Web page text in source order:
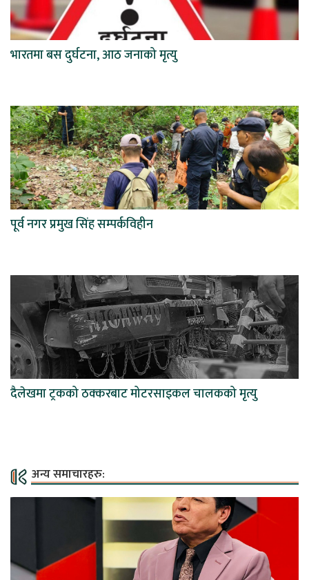
भारतमा बस दुर्घटना, आठ जनाको मृत्यु
पूर्व नगर प्रमुख सिंह सम्पर्कविहीन
दैलेखमा ट्रकको ठक्करबाट मोटरसाइकल चालकको मृत्यु
अन्य समाचारहरु: